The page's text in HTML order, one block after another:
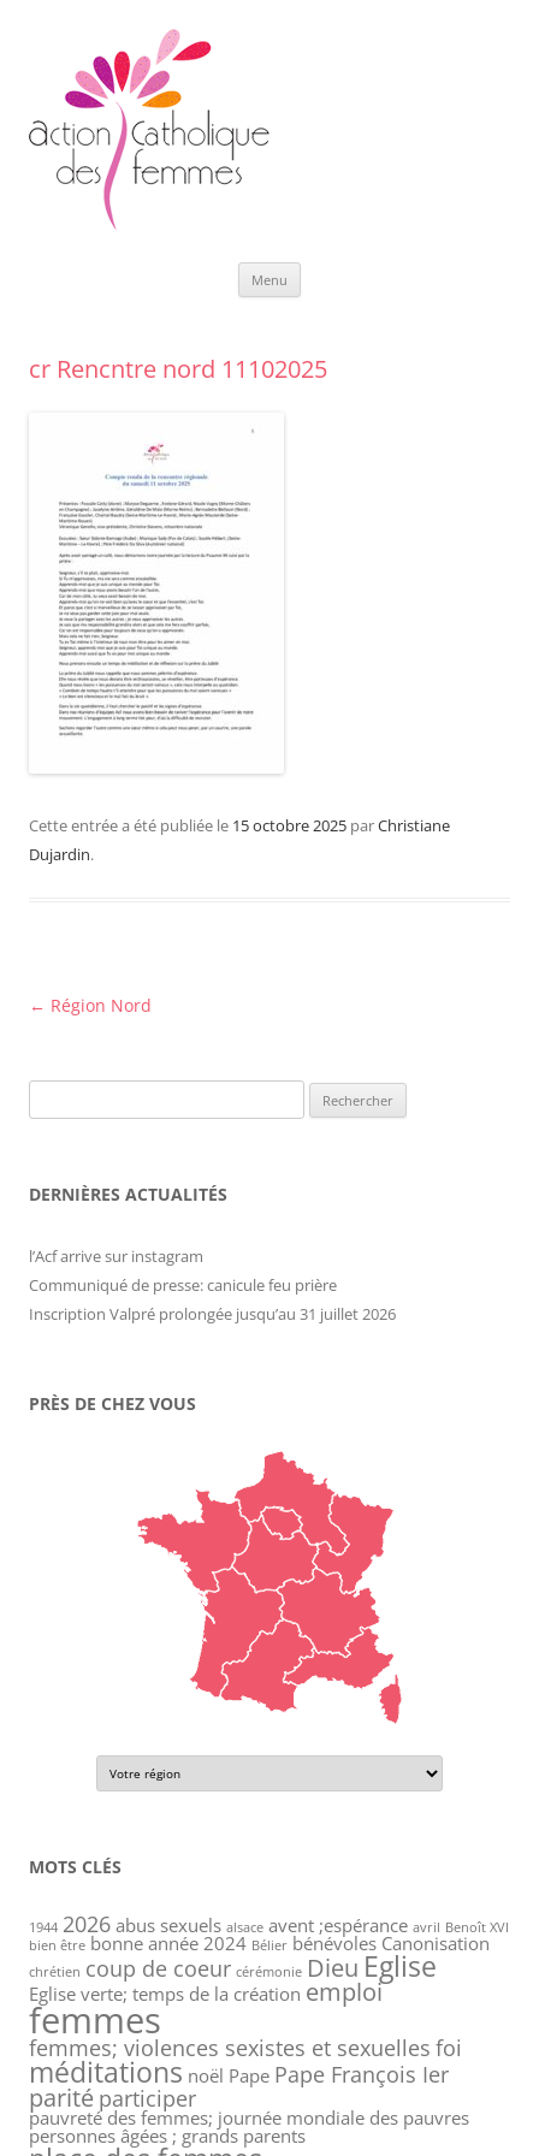
Menu
cr Rencntre nord 11102025
Cette entrée a été publiée le 15 octobre 2025 parChristiane
Dujardin.
Navigation
← Région Nord
DERNIÈRES ACTUALITÉS
l’Acf arrive sur instagram
Communiqué de presse: canicule feu prière
Inscription Valpré prolongée jusqu’au 31 juillet 2026
PRÈS DE CHEZ VOUS
MOTS CLÉS
1944 2026 abus sexuels alsace avent ;espérance avril Benoît XVI
bien être bonne année 2024 Bélier bénévoles Canonisation
chrétien coup de coeur cérémonie Dieu Eglise
Eglise verte; temps de la création emploi
femmes
femmes; violences sexistes et sexuelles foi
méditations noël Pape Pape François Ier
parité participer
pauvreté des femmes; journée mondiale des pauvres
personnes âgées ; grands parents